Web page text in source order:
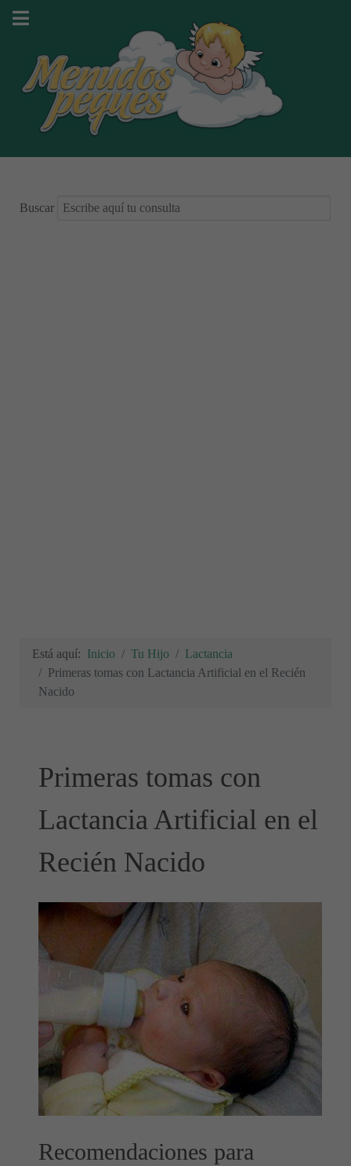
Buscar
Está aquí: Inicio Tu Hijo
Lactancia
Primeras tomas con Lactancia Artificial en el Recién
Nacido
Primeras tomas con
Lactancia Artificial en el
Recién Nacido
Recomendaciones para